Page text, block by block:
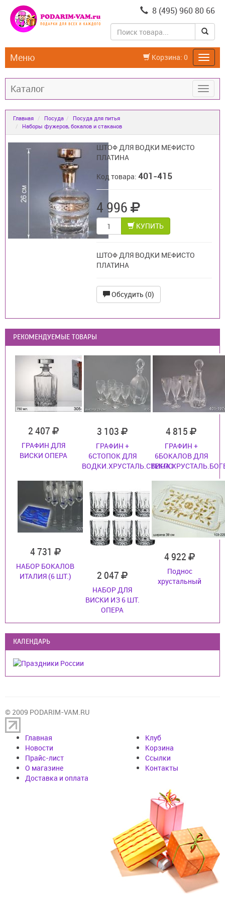
8 (495) 960 80 66
Корзина: 0
Меню
Каталог
Главная Посуда
Посуда для питья
Наборы фужеров, бокалов и стаканов
ШТОФ ДЛЯ ВОДКИ МЕФИСТО
ПЛАТИНА
Код товара:401-415
4 996
КУПИТЬ
ШТОФ ДЛЯ ВОДКИ МЕФИСТО
ПЛАТИНА
Обсудить (0)
РЕКОМЕНДУЕМЫЕ ТОВАРЫ
2 407
ГРАФИН ДЛЯ
ВИСКИ ОПЕРА
3 103
ГРАФИН +
6СТОПОК ДЛЯ
ВОДКИ.ХРУСТАЛЬ.СТЕКЛО
4 815
ГРАФИН +
6БОКАЛОВ ДЛЯ
4 731
НАБОР БОКАЛОВ
ИТАЛИЯ (6 ШТ.)
2 047
НАБОР ДЛЯ
ВИСКИ ИЗ 6 ШТ.
ОПЕРА
4 922
Поднос
хрустальный
КАЛЕНДАРЬ
© 2009 PODARIM-VAM.RU
Главная
Новости
Прайс-лист
О магазине
Доставка и оплата
Клуб
Корзина
Cсылки
Контакты